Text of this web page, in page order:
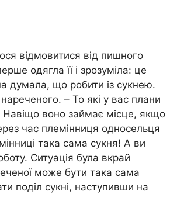
відмовитися від пишного
одягла її і зрозуміла: це
думала, що робити із сукнею.
– То які у вас плани
воно займає місце, якщо
час племінниця односельця
така сама сукня! А ви
Ситуація була вкрай
може бути така сама
поділ сукні, наступивши на